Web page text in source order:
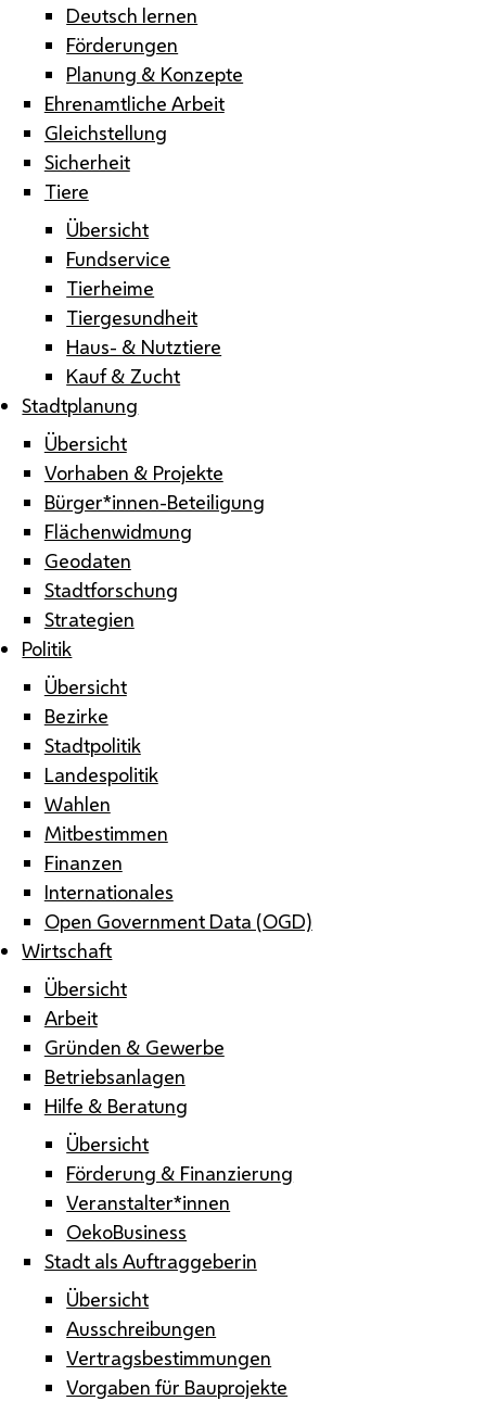
Deutsch lernen
Förderungen
Planung & Konzepte
Ehrenamtliche Arbeit
Gleichstellung
Sicherheit
Tiere
Übersicht
Fundservice
Tierheime
Tiergesundheit
Haus- & Nutztiere
Kauf & Zucht
Stadtplanung
Übersicht
Vorhaben & Projekte
Bürger*innen-Beteiligung
Flächenwidmung
Geodaten
Stadtforschung
Strategien
Politik
Übersicht
Bezirke
Stadtpolitik
Landespolitik
Wahlen
Mitbestimmen
Finanzen
Internationales
Open Government Data (OGD)
Wirtschaft
Übersicht
Arbeit
Gründen & Gewerbe
Betriebsanlagen
Hilfe & Beratung
Übersicht
Förderung & Finanzierung
Veranstalter*innen
OekoBusiness
Stadt als Auftraggeberin
Übersicht
Ausschreibungen
Vertragsbestimmungen
Vorgaben für Bauprojekte